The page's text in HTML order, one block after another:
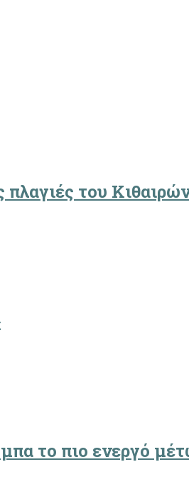
του
το πιο ενεργό